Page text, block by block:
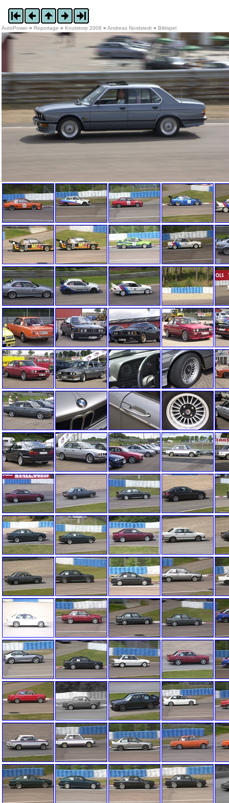
AutoPower » Reportage » Knutstorp 2008 »Andreas Nordstedt » Bildspel